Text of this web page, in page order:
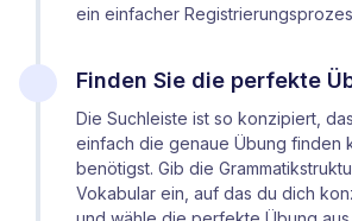
ein einfacher
Finden Sie die perfekte
Die Suchleiste ist so konzipiert,
einfach die genaue Übung finden
benötigst. Gib die
Vokabular ein, auf das du dich